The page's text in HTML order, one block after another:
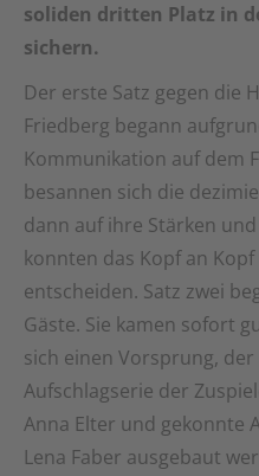
soliden dritten Platz in
sichern.
Der erste Satz gegen die
Friedberg begann
Kommunikation auf dem
besannen sich die
dann auf ihre Stärken
konnten das Kopf an
entscheiden. Satz zwei
Gäste. Sie kamen sofort
sich einen Vorsprung,
Aufschlagserie der
Anna Elter und gekonnte
Lena Faber ausgebaut